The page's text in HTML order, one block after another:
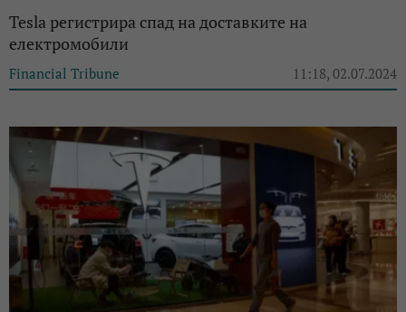
Tesla регистрира спад на доставките на
електромобили
Financial Tribune 11:18, 02.07.2024